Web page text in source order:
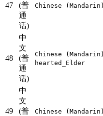
47
(普
通
话)
Chinese
48
中
文
(普
通
话)
Chinese
hearted_Elder
49
中
文
(普
Chinese